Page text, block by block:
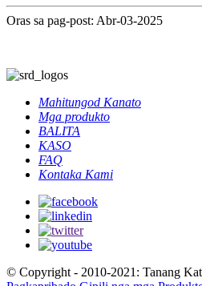
Oras sa pag-post: Abr-03-2025
Mahitungod Kanato
Mga produkto
BALITA
KASO
FAQ
Kontaka Kami
© Copyright - 2010-2021: Tanang